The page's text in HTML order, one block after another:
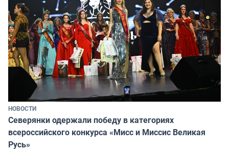
НОВОСТИ
Северянки одержали победу в категориях
всероссийского конкурса «Мисс и Миссис Великая
Русь»